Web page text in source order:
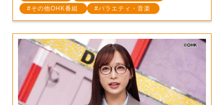
その他OHK番組
バラエティ・音楽